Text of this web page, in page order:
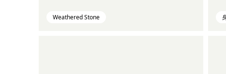
Weathered Stone